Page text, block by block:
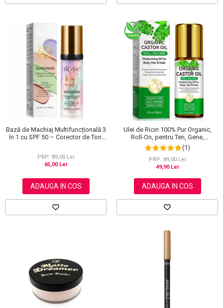
Bază de Machiaj Multifuncțională 3
în 1 cu SPF 50 – Corector de Ton,
PRP: 89,00 Lei
65,00 Lei
ADAUGA IN COS
Ulei de Ricin 100% Pur Organic,
Roll-On, pentru Ten, Gene,
Sprancene, Unghii, 30 ml
(1)
PRP: 89,00 Lei
49,90 Lei
ADAUGA IN COS